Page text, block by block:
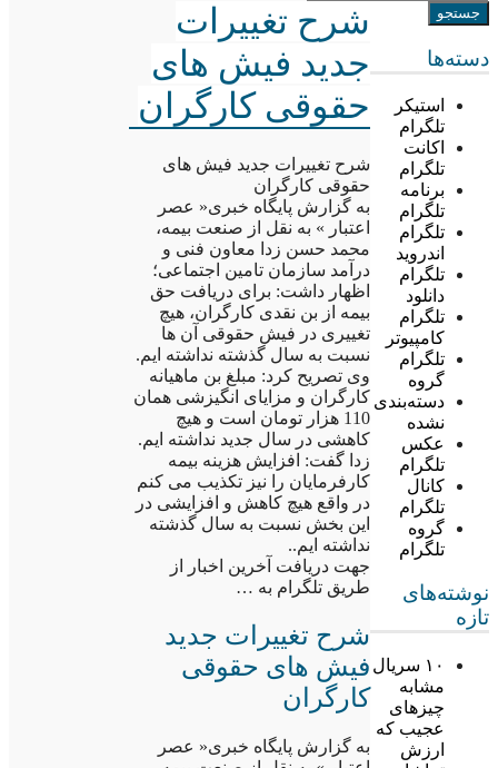
دسته‌ها
استیکر
تلگرام
اکانت
تلگرام
برنامه
تلگرام
تلگرام
اندروید
تلگرام
دانلود
تلگرام
کامپیوتر
تلگرام
گروه
دسته‌بندی
نشده
عکس
تلگرام
کانال
تلگرام
گروه
تلگرام
نوشته‌های
تازه
۱۰ سریال
مشابه
چیزهای
عجیب که
ارزش
شرح تغییرات
جدید فیش های
حقوقی کارگران
شرح تغییرات جدید فیش های
حقوقی کارگران
به گزارش پایگاه خبری« عصر
اعتبار » به نقل از صنعت بیمه،
محمد حسن زدا معاون فنی و
درآمد سازمان تامین اجتماعی؛
اظهار داشت: برای دریافت حق
بیمه از بن نقدی کارگران، هیچ
تغییری در فیش حقوقی آن ها
نسبت به سال گذشته نداشته ایم.
وی تصریح کرد: مبلغ بن ماهیانه
کارگران و مزایای انگیزشی همان
110 هزار تومان است و هیچ
کاهشی در سال جدید نداشته ایم.
زدا گفت: افزایش هزینه بیمه
کارفرمایان را نیز تکذیب می کنم
در واقع هیچ کاهش و افزایشی در
این بخش نسبت به سال گذشته
نداشته ایم..
جهت دریافت آخرین اخبار از
طریق تلگرام به …
شرح تغییرات جدید
فیش های حقوقی
کارگران
به گزارش پایگاه خبری« عصر